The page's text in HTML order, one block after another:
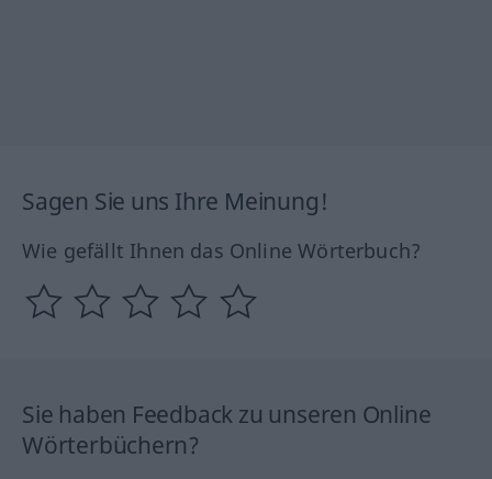
Sagen Sie uns Ihre Meinung!
Wie gefällt Ihnen das Online Wörterbuch?
Sie haben Feedback zu unseren Online
Wörterbüchern?